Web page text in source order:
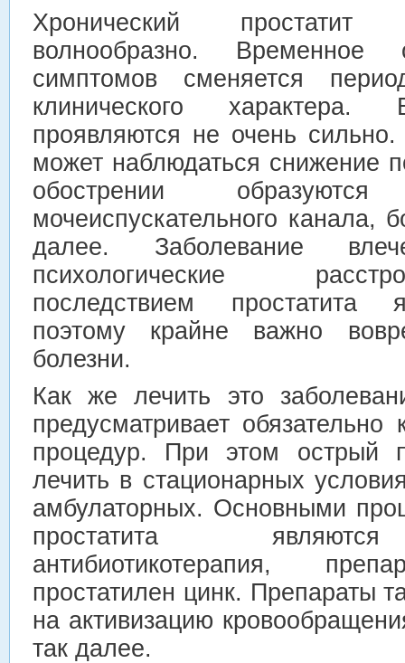
Хронический простатит
волнообразно. Временное
симптомов сменяется
клинического
проявляются не очень сильно.
может наблюдаться снижение
обострении
мочеиспускательного канала,
далее. Заболевание
психологические
последствием простатита
поэтому крайне важно
болезни.
Как же лечить это
предусматривает обязательно
процедур. При этом острый
лечить в стационарных
амбулаторных. Основными
простатита
антибиотикотерапия,
простатилен цинк. Препараты
на активизацию
так далее.